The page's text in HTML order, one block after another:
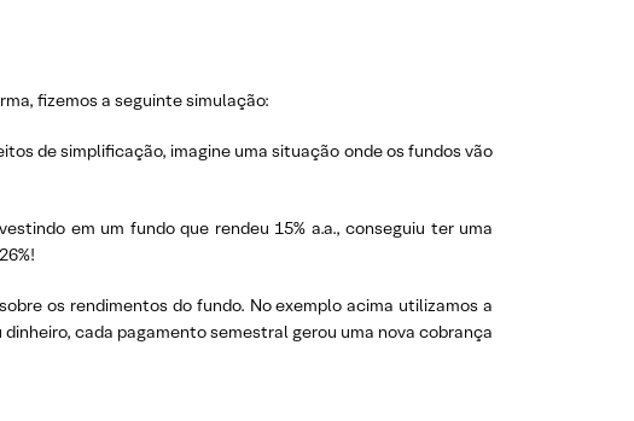
fizemos a seguinte simulação:
de simplificação, imagine uma situação onde os fundos vão
em um fundo que rendeu 15% a.a., conseguiu ter uma
os rendimentos do fundo. No exemplo acima utilizamos a
cada pagamento semestral gerou uma nova cobrança